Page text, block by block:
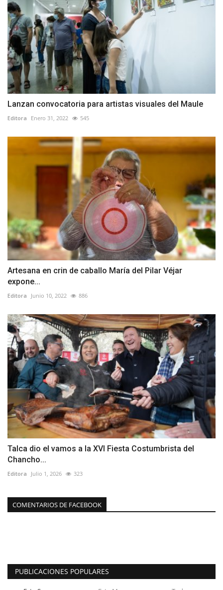
Lanzan convocatoria para artistas visuales del Maule
Editora Enero 31, 2022 545
Artesana en crin de caballo María del Pilar Véjar
expone...
Editora Junio 10, 2022 886
Talca dio el vamos a la XVI Fiesta Costumbrista del
Chancho...
Editora Julio 1, 2026 323
COMENTARIOS DE FACEBOOK
PUBLICACIONES POPULARES